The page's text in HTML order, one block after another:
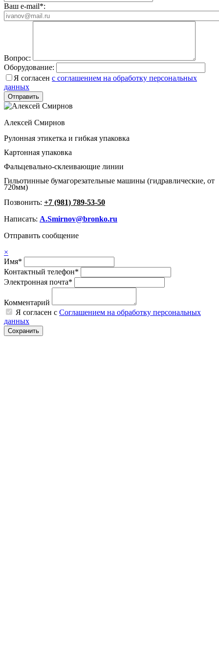
Ваш e-mail*:
Вопрос:
Оборудование:
Я согласен с соглашением на обработку персональных
данных
Алексей Смирнов
Рулонная этикетка и гибкая упаковка
Картонная упаковка
Фальцевально-склеивающие линии
Гильотинные бумагорезательные машины (гидравлические, от
720мм)
Позвонить: +7 (981) 789-53-50
Написать: A.Smirnov@bronko.ru
Отправить сообщение
×
Имя*
Контактный телефон*
Электронная почта*
Комментарий
Я согласен с Соглашением на обработку персональных
данных